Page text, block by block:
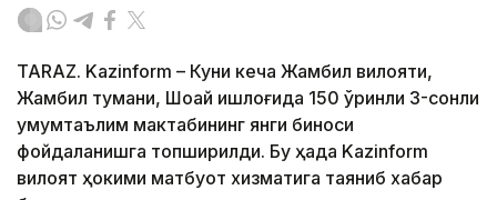
TARAZ. Kazinform – Куни кеча Жамбил вилояти,
Жамбил тумани, Шоқай қишлоғида 150 ўринли 3-сонли
умумтаълим мактабининг янги биноси
фойдаланишга топширилди. Бу ҳақда Kazinform
вилоят ҳокими матбуот хизматига таяниб хабар